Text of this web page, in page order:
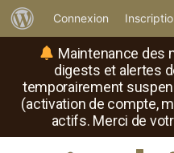
Maintenance des
digests et alertes
temporairement
(activation de compte,
actifs. Merci de
propos
de
WordPress
Connexion